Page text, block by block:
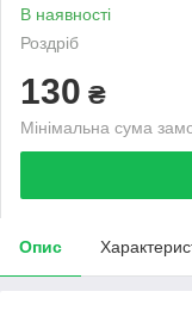
В наявності
Роздріб
130 ₴
Мінімальна сума
Опис